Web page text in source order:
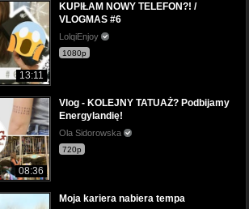
13:11
KUPIŁAM NOWY TELEFON?! /
VLOGMAS #6
LolqiEnjoy
1080p
08:36
Vlog - KOLEJNY TATUAŻ? Podbijamy
Energylandię!
Ola Sidorowska
720p
Moja kariera nabiera tempa